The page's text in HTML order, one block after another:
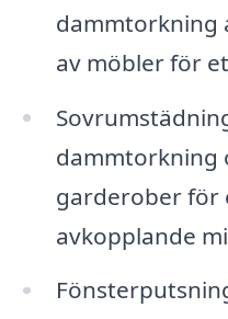
dammtorkning
av möbler för
dammtorkning
garderober för
avkopplande